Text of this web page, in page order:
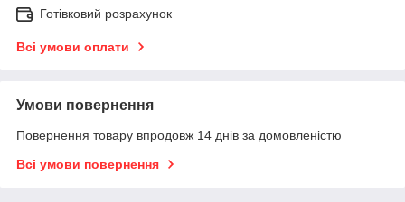
Готівковий розрахунок
Всі умови оплати
Умови повернення
Повернення товару впродовж 14 днів за домовленістю
Всі умови повернення